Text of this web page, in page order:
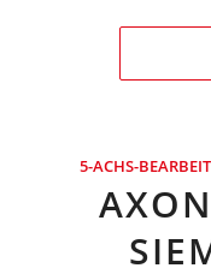
5-ACHS-